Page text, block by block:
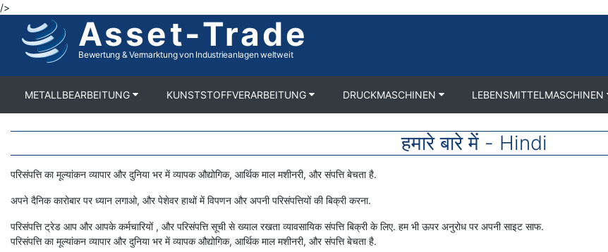
/>
zum
Inhalt
Asset-Trade
Bewertung & Vermarktung von Industrieanlagen weltweit
METALLBEARBEITUNG KUNSTSTOFFVERARBEITUNG DRUCKMASCHINEN LEBENSMITTELMASCHINEN
हमारे बारे में - Hindi
Body
परिसंपत्ति का मूल्यांकन व्यापार और दुनिया भर में व्यापक औद्योगिक, आर्थिक माल मशीनरी, और संपत्ति बेचता है.
अपने दैनिक कारोबार पर ध्यान लगाओ, और पेशेवर हाथों में विपणन और अपनी परिसंपत्तियों की बिक्री करना.
परिसंपत्ति ट्रेड आप और आपके कर्मचारियों , और परिसंपत्ति सूची से ख्याल रखता व्यावसायिक संपत्ति बिक्री के लिए. हम भी ऊपर अनुरोध पर अपनी साइट साफ.
परिसंपत्ति का मूल्यांकन व्यापार और दुनिया भर में व्यापक औद्योगिक, आर्थिक माल मशीनरी, और संपत्ति बेचता है.